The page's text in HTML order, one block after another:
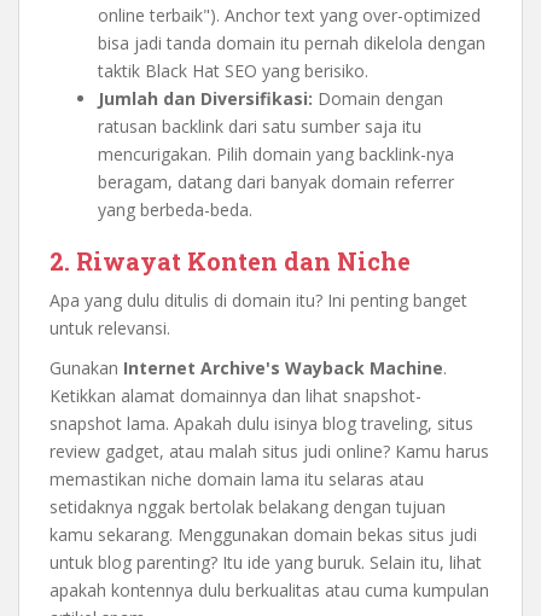
online terbaik"). Anchor text yang over-optimized
bisa jadi tanda domain itu pernah dikelola dengan
taktik Black Hat SEO yang berisiko.
Jumlah dan Diversifikasi: Domain dengan
ratusan backlink dari satu sumber saja itu
mencurigakan. Pilih domain yang backlink-nya
beragam, datang dari banyak domain referrer
yang berbeda-beda.
2. Riwayat Konten dan Niche
Apa yang dulu ditulis di domain itu? Ini penting banget
untuk relevansi.
Gunakan Internet Archive's Wayback Machine.
Ketikkan alamat domainnya dan lihat snapshot-
snapshot lama. Apakah dulu isinya blog traveling, situs
review gadget, atau malah situs judi online? Kamu harus
memastikan niche domain lama itu selaras atau
setidaknya nggak bertolak belakang dengan tujuan
kamu sekarang. Menggunakan domain bekas situs judi
untuk blog parenting? Itu ide yang buruk. Selain itu, lihat
apakah kontennya dulu berkualitas atau cuma kumpulan